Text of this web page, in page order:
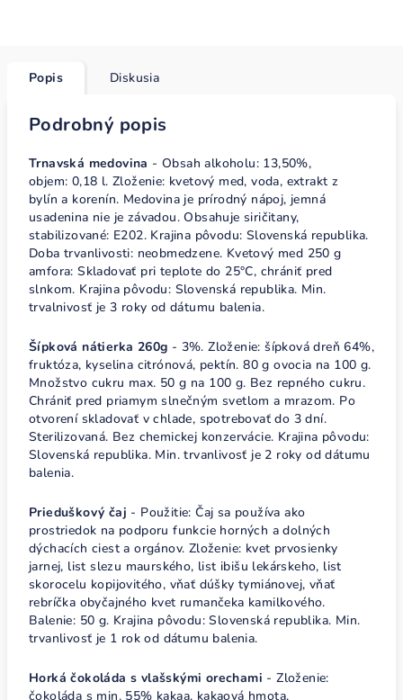
Popis Diskusia
Podrobný popis
Trnavská medovina - Obsah alkoholu: 13,50%,
objem: 0,18 l. Zloženie: kvetový med, voda, extrakt z
bylín a korenín. Medovina je prírodný nápoj, jemná
usadenina nie je závadou. Obsahuje siričitany,
stabilizované: E202. Krajina pôvodu: Slovenská republika.
Doba trvanlivosti: neobmedzene. Kvetový med 250 g
amfora: Skladovať pri teplote do 25°C, chrániť pred
slnkom. Krajina pôvodu: Slovenská republika. Min.
trvalnivosť je 3 roky od dátumu balenia.
Šípková nátierka 260g - 3%. Zloženie: šípková dreň 64%,
fruktóza, kyselina citrónová, pektín. 80 g ovocia na 100 g.
Množstvo cukru max. 50 g na 100 g. Bez repného cukru.
Chrániť pred priamym slnečným svetlom a mrazom. Po
otvorení skladovať v chlade, spotrebovať do 3 dní.
Sterilizovaná. Bez chemickej konzervácie. Krajina pôvodu:
Slovenská republika. Min. trvanlivosť je 2 roky od dátumu
balenia.
Prieduškový čaj - Použitie: Čaj sa používa ako
prostriedok na podporu funkcie horných a dolných
dýchacích ciest a orgánov. Zloženie: kvet prvosienky
jarnej, list slezu maurského, list ibišu lekárskeho, list
skorocelu kopijovitého, vňať dúšky tymiánovej, vňať
rebríčka obyčajného kvet rumančeka kamilkového.
Balenie: 50 g. Krajina pôvodu: Slovenská republika. Min.
trvanlivosť je 1 rok od dátumu balenia.
Horká čokoláda s vlašskými orechami - Zloženie:
čokoláda s min. 55% kakaa, kakaová hmota,